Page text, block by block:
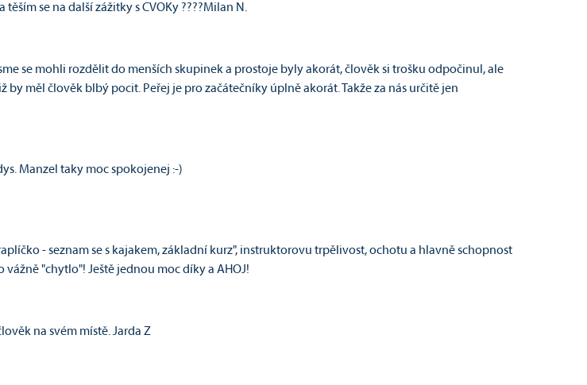
se na další zážitky s CVOKy ????Milan N.
se mohli rozdělit do menších skupinek a prostoje byly akorát, člověk si trošku odpočinul, ale
měl člověk blbý pocit. Peřej je pro začátečníky úplně akorát. Takže za nás určitě jen
Manzel taky moc spokojenej :-)
- seznam se s kajakem, základní kurz", instruktorovu trpělivost, ochotu a hlavně schopnost
"chytlo"! Ještě jednou moc díky a AHOJ!
na svém místě. Jarda Z